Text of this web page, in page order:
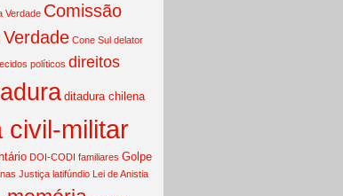
Verdade Comissão
Cone Sul delator
políticos direitos
ditadura chilena
civil-militar
DOI-CODI familiares Golpe
Justiça latifúndio Lei de Anistia